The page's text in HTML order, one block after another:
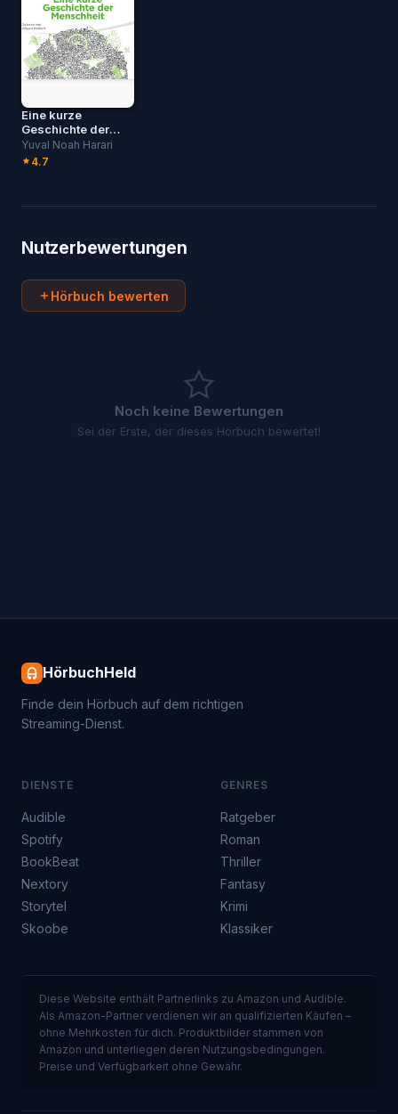
Eine kurze
Geschichte der
Menschheit
Yuval Noah Harari
4.7
Nutzerbewertungen
Hörbuch bewerten
Noch keine Bewertungen
Sei der Erste, der dieses Hörbuch bewertet!
HörbuchHeld
Finde dein Hörbuch auf dem richtigen
Streaming-Dienst.
DIENSTE
Audible
Spotify
BookBeat
Nextory
Storytel
Skoobe
GENRES
Ratgeber
Roman
Thriller
Fantasy
Krimi
Klassiker
Diese Website enthält Partnerlinks zu Amazon und Audible.
Als Amazon-Partner verdienen wir an qualifizierten Käufen –
ohne Mehrkosten für dich. Produktbilder stammen von
Amazon und unterliegen deren Nutzungsbedingungen.
Preise und Verfügbarkeit ohne Gewähr.